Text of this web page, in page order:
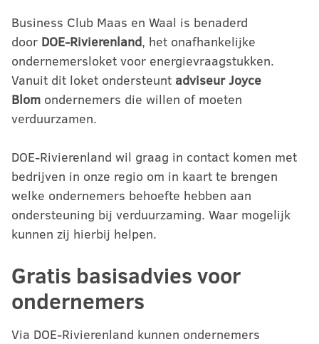
Business Club Maas en Waal is benaderd
door DOE-Rivierenland, het onafhankelijke
ondernemersloket voor energievraagstukken.
Vanuit dit loket ondersteunt adviseur Joyce
Blom ondernemers die willen of moeten
verduurzamen.
DOE-Rivierenland wil graag in contact komen met
bedrijven in onze regio om in kaart te brengen
welke ondernemers behoefte hebben aan
ondersteuning bij verduurzaming. Waar mogelijk
kunnen zij hierbij helpen.
Gratis basisadvies voor
ondernemers
Via DOE-Rivierenland kunnen ondernemers